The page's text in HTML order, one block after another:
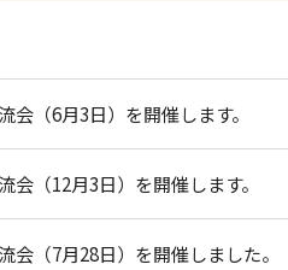
会（6月3日）を開催します。
会（12月3日）を開催します。
会（7月28日）を開催しました。